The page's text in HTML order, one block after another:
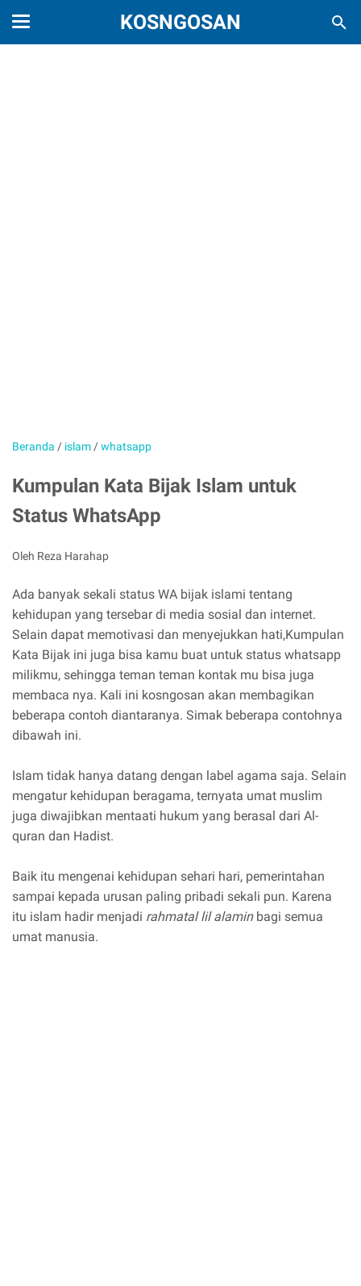
KOSNGOSAN
Beranda / islam /whatsapp
Kumpulan Kata Bijak Islam untuk
Status WhatsApp
Oleh Reza Harahap
Ada banyak sekali status WA bijak islami tentang
kehidupan yang tersebar di media sosial dan internet.
Selain dapat memotivasi dan menyejukkan hati,Kumpulan
Kata Bijak ini juga bisa kamu buat untuk status whatsapp
milikmu, sehingga teman teman kontak mu bisa juga
membaca nya. Kali ini kosngosan akan membagikan
beberapa contoh diantaranya. Simak beberapa contohnya
dibawah ini.
Islam tidak hanya datang dengan label agama saja. Selain
mengatur kehidupan beragama, ternyata umat muslim
juga diwajibkan mentaati hukum yang berasal dari Al-
quran dan Hadist.
Baik itu mengenai kehidupan sehari hari, pemerintahan
sampai kepada urusan paling pribadi sekali pun. Karena
itu islam hadir menjadi rahmatal lil alaminbagi semua
umat manusia.